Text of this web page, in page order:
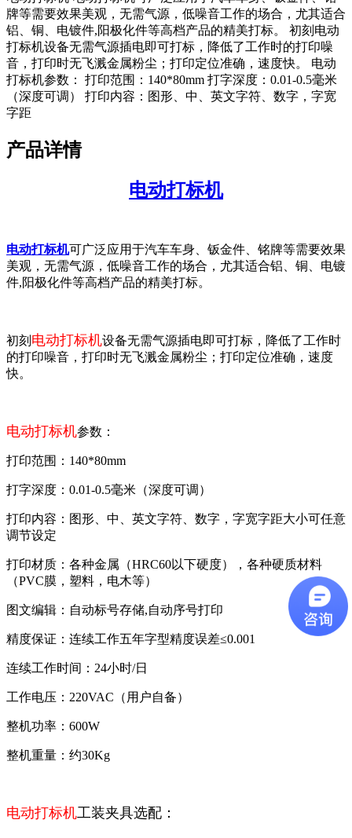
牌等需要效果美观，无需气源，低噪音工作的场合，尤其适合
铝、铜、电镀件,阳极化件等高档产品的精美打标。 初刻电动
打标机设备无需气源插电即可打标，降低了工作时的打印噪
音，打印时无飞溅金属粉尘；打印定位准确，速度快。 电动
打标机参数： 打印范围：140*80mm 打字深度：0.01-0.5毫米
（深度可调） 打印内容：图形、中、英文字符、数字，字宽
字距
产品详情
电动打标机
电动打标机可广泛应用于汽车车身、钣金件、铭牌等需要效果
美观，无需气源，低噪音工作的场合，尤其适合铝、铜、电镀
件,阳极化件等高档产品的精美打标。
初刻 电动打标机设备无需气源插电即可打标，降低了工作时
的打印噪音，打印时无飞溅金属粉尘；打印定位准确，速度
快。
电动打标机参数：
打印范围：140*80mm
打字深度：0.01-0.5毫米（深度可调）
打印内容：图形、中、英文字符、数字，字宽字距大小可任意
调节设定
打印材质：各种金属（HRC60以下硬度），各种硬质材料
（PVC膜，塑料，电木等）
图文编辑：自动标号存储,自动序号打印
精度保证：连续工作五年字型精度误差≤0.001
连续工作时间：24小时/日
工作电压：220VAC（用户自备）
整机功率：600W
整机重量：约30Kg
电动打标机工装夹具选配：